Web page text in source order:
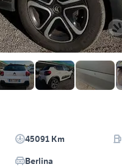
45091 Km
Berlina